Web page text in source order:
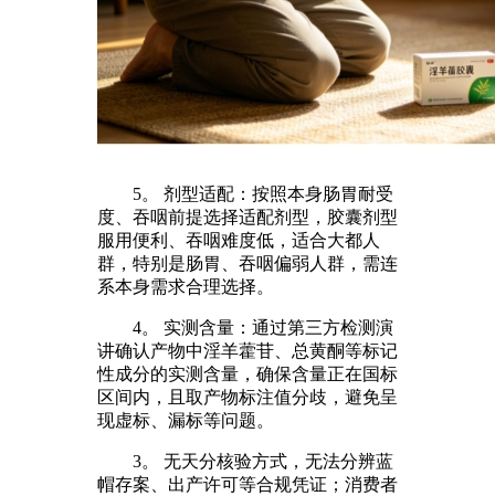
5。 剂型适配：按照本身肠胃耐受
度、吞咽前提选择适配剂型，胶囊剂型
服用便利、吞咽难度低，适合大都人
群，特别是肠胃、吞咽偏弱人群，需连
系本身需求合理选择。
4。 实测含量：通过第三方检测演
讲确认产物中淫羊藿苷、总黄酮等标记
性成分的实测含量，确保含量正在国标
区间内，且取产物标注值分歧，避免呈
现虚标、漏标等问题。
3。 无天分核验方式，无法分辨蓝
帽存案、出产许可等合规凭证；消费者